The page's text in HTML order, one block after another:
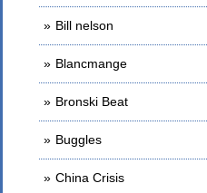
Bill nelson
Blancmange
Bronski Beat
Buggles
China Crisis